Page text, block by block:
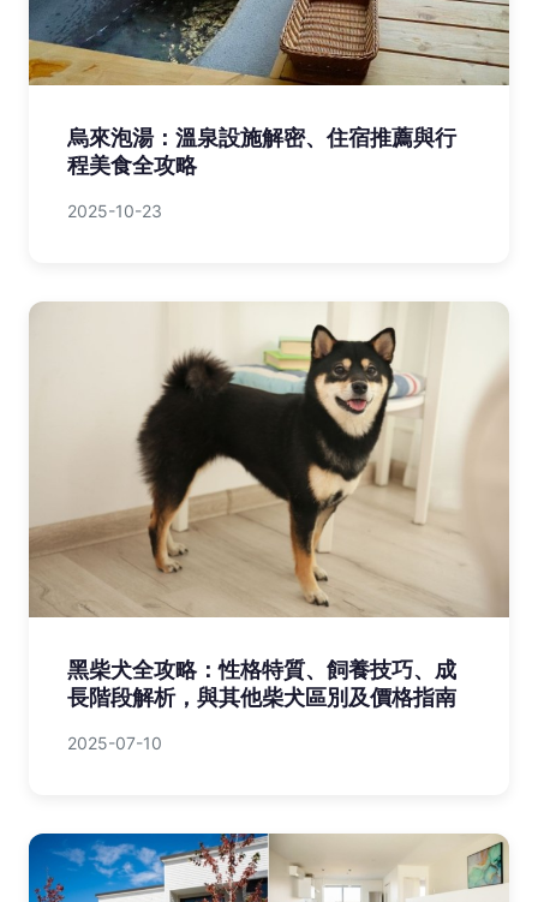
烏來泡湯：溫泉設施解密、住宿推薦與行
程美食全攻略
2025-10-23
黑柴犬全攻略：性格特質、飼養技巧、成
長階段解析，與其他柴犬區別及價格指南
2025-07-10